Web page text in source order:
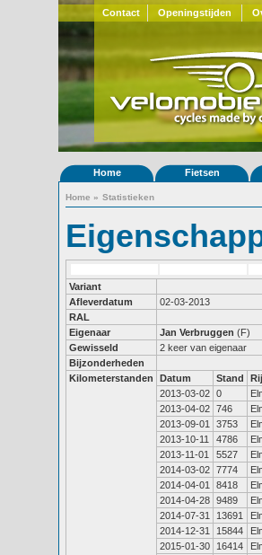
Contact Openingstijden
Home Fietsen
Home » Statistieken
Variant
Afleverdatum
02-03-2013
RAL
Eigenaar
Jan Verbruggen (F)
Gewisseld
2 keer van eigenaar
Bijzonderheden
Kilometerstanden
Datum Stand
2013-03-02 0
2013-04-02 746
2013-09-01
3753
2013-10-11
4786
2013-11-01
5527
2014-03-02 7774
2014-04-01
8418
2014-04-28 9489
2014-07-31
13691
2014-12-31
15844
2015-01-30
16414